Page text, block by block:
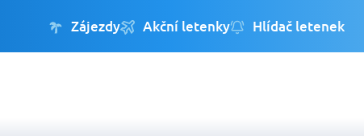
Zájezdy Akční letenky Hlídač letenek